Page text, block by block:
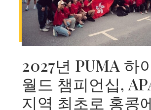
2027년 PUMA 하
월드 챔피언십,
지역 최초로 홍콩